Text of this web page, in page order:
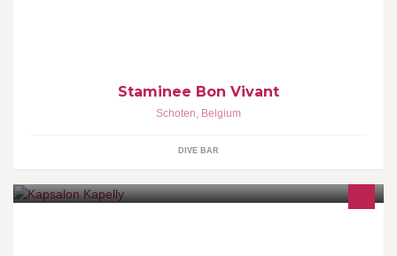
Staminee Bon Vivant
Schoten, Belgium
DIVE BAR